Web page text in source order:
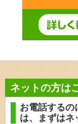
ネットの方は
お電話するの
は、
まずはネ